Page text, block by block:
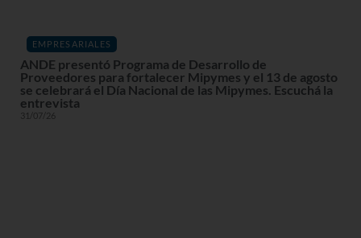
EMPRESARIALES
ANDE presentó Programa de Desarrollo de
Proveedores para fortalecer Mipymes y el 13 de agosto
se celebrará el Día Nacional de las Mipymes. Escuchá la
entrevista
31/07/26